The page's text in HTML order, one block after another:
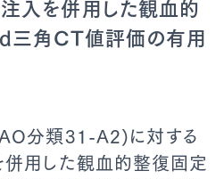
注入を併用した観血的
三角CT値評価の有用
分類31-A2)に対する
併用した観血的整復固定